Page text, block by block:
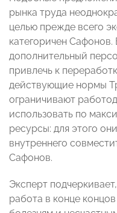
рынка труда
целью прежде всего
категоричен Сафонов.
дополнительный
привлечь к
действующие нормы
ограничивают
использовать по
ресурсы: для этого
внутреннего
Сафонов.
Эксперт
работа в конце